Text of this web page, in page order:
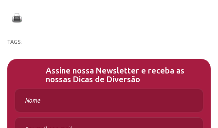
TAGS:
Assine nossa Newsletter e receba as
nossas Dicas de Diversão